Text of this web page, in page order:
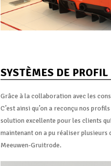
SYSTÈMES DE
Grâce à la collaboration avec les
C’est ainsi qu’on a reconçu nos
solution excellente pour les clients
maintenant on a pu réaliser plusieurs
Meeuwen-Gruitrode.